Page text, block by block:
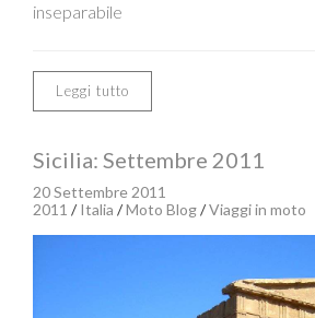
inseparabile
Leggi tutto
Sicilia: Settembre 2011
20 Settembre 2011
2011 /Italia /Moto Blog/Viaggi in moto